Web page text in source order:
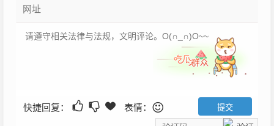
快捷回复： 表情：